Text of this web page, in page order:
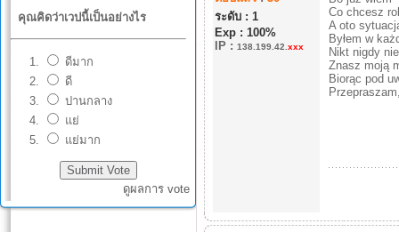
คุณคิดว่าเวปนี้เป็นอย่างไร
ดีมาก
ดี
ปานกลาง
แย่
แย่มาก
ดูผลการ vote
ระดับ : 1
Exp : 100%
IP: 138.199.42. xxx
Co chcesz
A oto
Byłem w
Nikt nigdy
Znasz moją
Biorąc pod